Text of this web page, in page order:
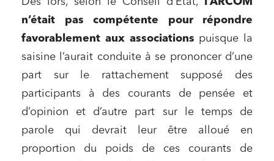
n’était pas compétente pour répondre
favorablement aux associations puisque la
saisine l’aurait conduite à se prononcer d’une
part sur le rattachement supposé des
participants à des courants de pensée et
d’opinion et d’autre part sur le temps de
parole qui devrait leur être alloué en
proportion du poids de ces courants de